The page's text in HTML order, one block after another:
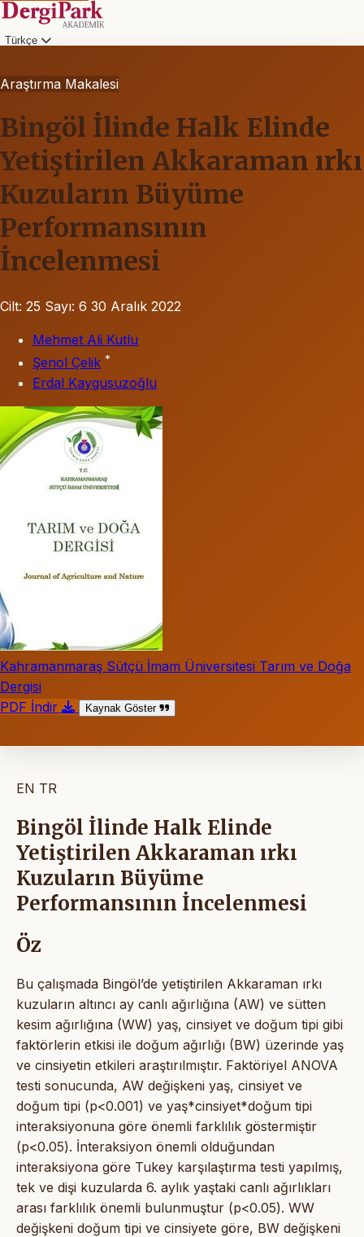
Türkçe
Araştırma Makalesi
Bingöl İlinde Halk Elinde
Yetiştirilen Akkaraman ırkı
Kuzuların Büyüme
Performansının
İncelenmesi
Cilt: 25 Sayı: 6 30 Aralık 2022
Mehmet Ali Kutlu
Şenol Çelik *
Erdal Kaygusuzoğlu
Kahramanmaraş Sütçü İmam Üniversitesi Tarım ve Doğa
Dergisi
PDF İndir
Kaynak Göster
EN TR
Bingöl İlinde Halk Elinde
Yetiştirilen Akkaraman ırkı
Kuzuların Büyüme
Performansının İncelenmesi
Öz
Bu çalışmada Bingöl’de yetiştirilen Akkaraman ırkı
kuzuların altıncı ay canlı ağırlığına (AW) ve sütten
kesim ağırlığına (WW) yaş, cinsiyet ve doğum tipi gibi
faktörlerin etkisi ile doğum ağırlığı (BW) üzerinde yaş
ve cinsiyetin etkileri araştırılmıştır. Faktöriyel ANOVA
testi sonucunda, AW değişkeni yaş, cinsiyet ve
doğum tipi (p<0.001) ve yaş*cinsiyet*doğum tipi
interaksiyonuna göre önemli farklılık göstermiştir
(p<0.05). İnteraksiyon önemli olduğundan
interaksiyona göre Tukey karşılaştırma testi yapılmış,
tek ve dişi kuzularda 6. aylık yaştaki canlı ağırlıkları
arası farklılık önemli bulunmuştur (p<0.05). WW
değişkeni doğum tipi ve cinsiyete göre, BW değişkeni